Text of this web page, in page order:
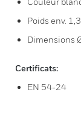
Poids env.
Dimensions
Certificats:
EN 54-24